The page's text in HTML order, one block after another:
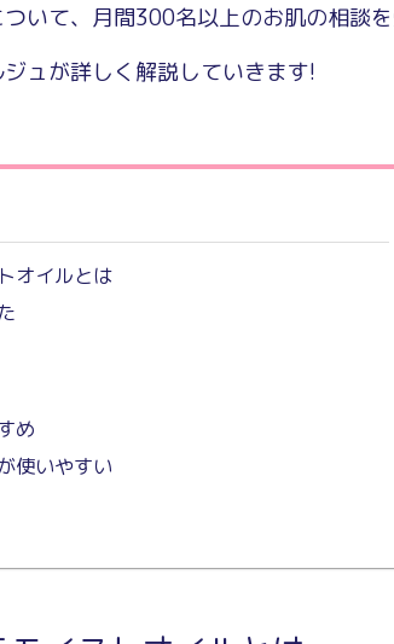
いて、月間300名以上のお肌の相談
ュが詳しく解説していきます!
オイルとは
め
使いやすい